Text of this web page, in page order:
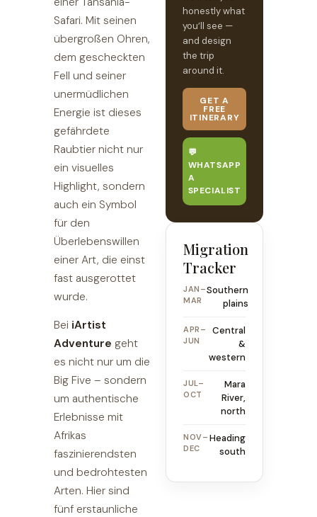
Safari. Mit seinen
übergroßen Ohren,
dem gescheckten
Fell und seiner
unermüdlichen
Energie ist dieses
gefährdete
Raubtier nicht nur
ein visuelles
Highlight, sondern
auch ein Symbol
für den
Überlebenswillen
einer Art, die einst
fast ausgerottet
wurde.
Bei iArtist
Adventure geht
es nicht nur um die
Big Five – sondern
um authentische
Erlebnisse mit
Afrikas
faszinierendsten
und bedrohtesten
Arten. Hier sind
fünf erstaunliche
honestly what
you’ll see —
and design
the trip
around it.
GET A
FREE
ITINERARY
💬
WHATSAPP
A
SPECIALIST
Migration
Tracker
JAN–
MAR
Southern
plains
APR–
JUN
Central
&
western
JUL–
OCT
Mara
River,
north
NOV–
DEC
Heading
south